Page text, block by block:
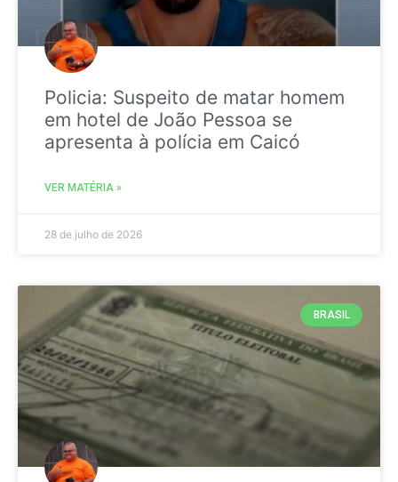
Policia: Suspeito de matar homem
em hotel de João Pessoa se
apresenta à polícia em Caicó
VER MATÉRIA »
28 de julho de 2026
BRASIL